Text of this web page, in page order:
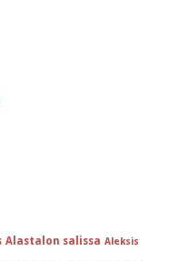
Alastalon salissa Aleksis